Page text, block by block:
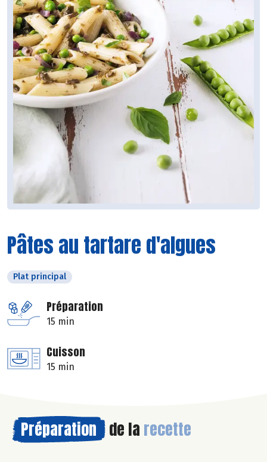
Pâtes au tartare d'algues
Plat principal
Préparation
15 min
Cuisson
15 min
Préparation de la recette